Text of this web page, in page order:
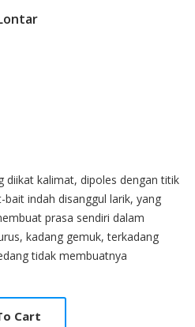
diikat kalimat, dipoles dengan titik
indah disanggul larik, yang
prasa sendiri dalam
kadang gemuk, terkadang
tidak membuatnya